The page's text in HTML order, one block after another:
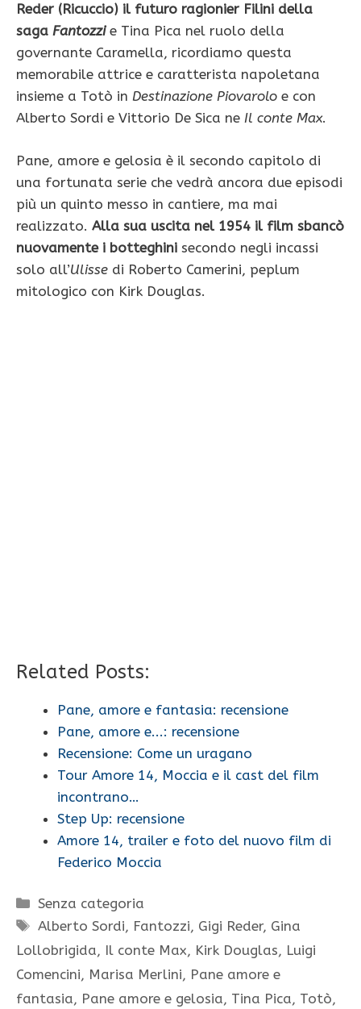
Reder (Ricuccio) il futuro ragionier Filini della
saga Fantozzie Tina Pica nel ruolo della
governante Caramella, ricordiamo questa
memorabile attrice e caratterista napoletana
insieme a Totò in Destinazione Piovarolo e con
Alberto Sordi e Vittorio De Sica ne Il conte Max.
Pane, amore e gelosia è il secondo capitolo di
una fortunata serie che vedrà ancora due episodi
più un quinto messo in cantiere, ma mai
realizzato. Alla sua uscita nel 1954 il film sbancò
nuovamente i botteghini secondo negli incassi
solo all’Ulisse di Roberto Camerini, peplum
mitologico con Kirk Douglas.
Related Posts:
Pane, amore e fantasia: recensione
Pane, amore e...: recensione
Recensione: Come un uragano
Tour Amore 14, Moccia e il cast del film
incontrano…
Step Up: recensione
Amore 14, trailer e foto del nuovo film di
Federico Moccia
Categorie
Senza categoria
Tag
Alberto Sordi, Fantozzi, Gigi Reder, Gina
Lollobrigida, Il conte Max, Kirk Douglas, Luigi
Comencini, Marisa Merlini, Pane amore e
fantasia, Pane amore e gelosia, Tina Pica, Totò,